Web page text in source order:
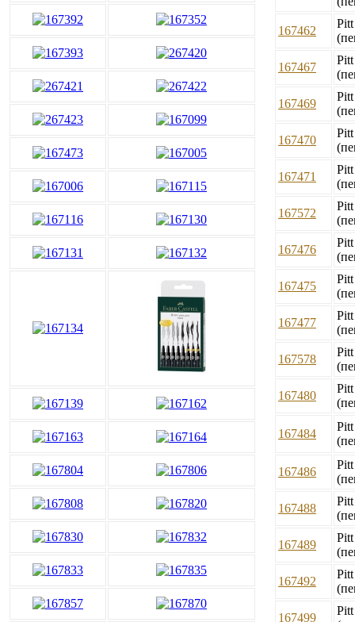
167462
167467
167469
167470
167471
167572
167476
167475
167477
167578
167480
167484
167486
167488
167489
167492
167499